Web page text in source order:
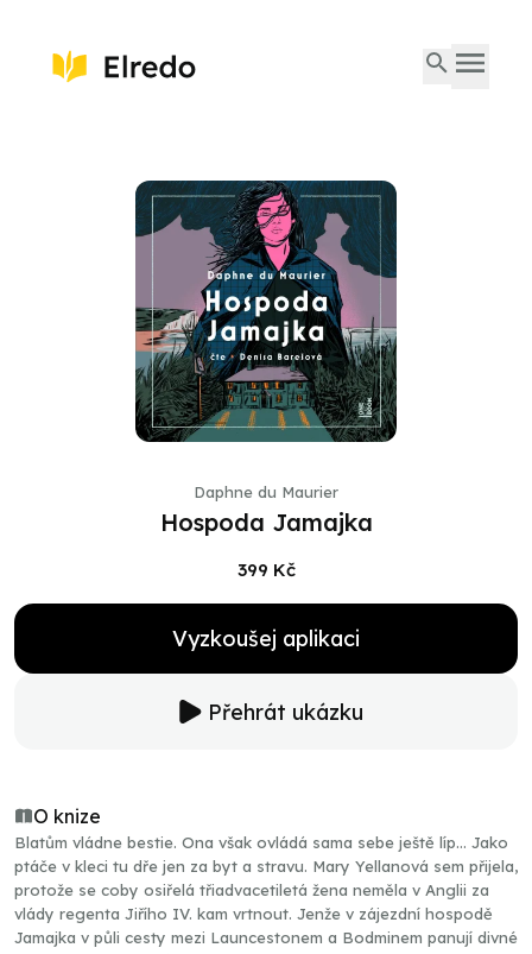
Daphne du Maurier
Hospoda Jamajka
399 Kč
Vyzkoušej aplikaci
Přehrát ukázku
O knize
Blatům vládne bestie. Ona však ovládá sama sebe ještě líp… Jako
ptáče v kleci tu dře jen za byt a stravu. Mary Yellanová sem přijela,
protože se coby osiřelá třiadvacetiletá žena neměla v Anglii za
vlády regenta Jiřího IV. kam vrtnout. Jenže v zájezdní hospodě
Jamajka v půli cesty mezi Launcestonem a Bodminem panují divné